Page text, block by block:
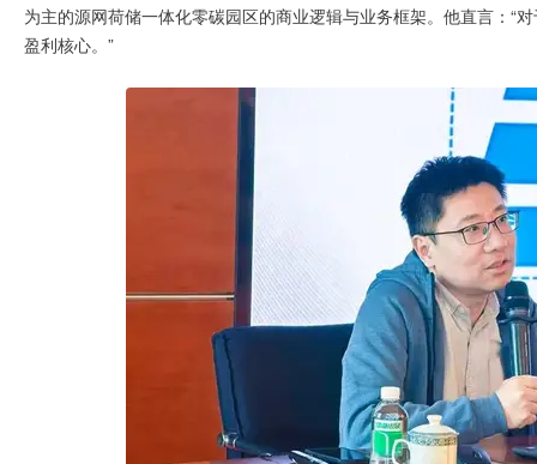
为主的源网荷储一体化零碳园区的商业逻辑与业务框架。他直言：“
盈利核心。”